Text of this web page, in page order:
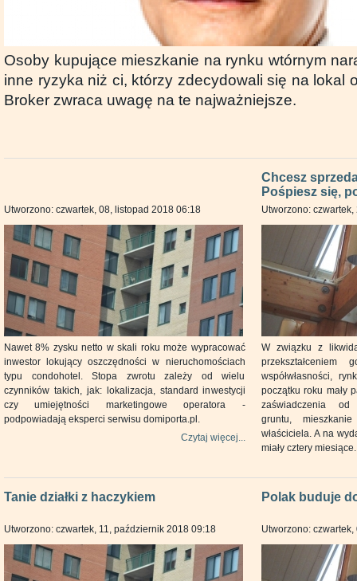
Osoby kupujące mieszkanie na rynku wtórnym
inne ryzyka niż ci, którzy zdecydowali się na lokal
Broker zwraca uwagę na te najważniejsze.
Utworzono: czwartek, 08, listopad 2018 06:18
Nawet 8% zysku netto w skali roku może wypracować
inwestor lokujący oszczędności w nieruchomościach
typu condohotel. Stopa zwrotu zależy od wielu
czynników takich, jak: lokalizacja, standard inwestycji
czy umiejętności marketingowe operatora -
podpowiadają eksperci serwisu domiporta.pl.
Czytaj więcej...
Chcesz
Pośpiesz się,
Utworzono:
W związku z
współwłasności,
początku roku mały
zaświadczenia od
gruntu,
właściciela. A na
miały cztery miesiące.
Tanie działki z haczykiem
Utworzono: czwartek, 11, październik 2018 09:18
Polak buduje
Utworzono: